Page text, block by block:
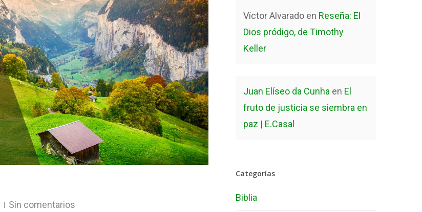
Sin comentarios
Víctor Alvarado en Reseña: El
Dios pródigo, de Timothy
Keller
Juan Elíseo da Cunha en El
fruto de justicia se siembra en
paz | E.Casal
Categorías
Biblia